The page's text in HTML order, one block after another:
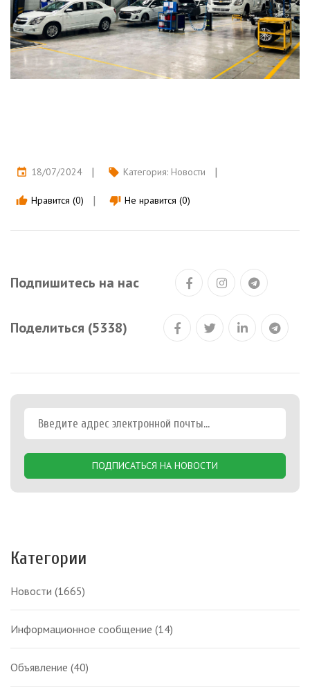
event 18/07/2024 local_offer Категория: Новости
thumb_up Нравится (0) thumb_down Не нравится (0)
Подпишитесь на нас
Поделиться (5338)
ПОДПИСАТЬСЯ НА НОВОСТИ
Категории
Новости (1665)
Информационное сообщение (14)
Объявление (40)